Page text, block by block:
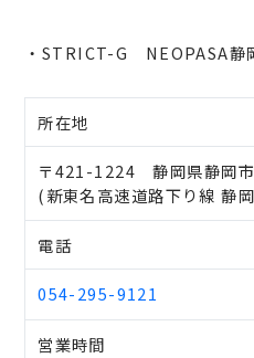
・STRICT-G NEOPASA静
所在地
〒421-1224 静岡県静岡
(新東名高速道路下り線 静
電話
054-295-9121
営業時間